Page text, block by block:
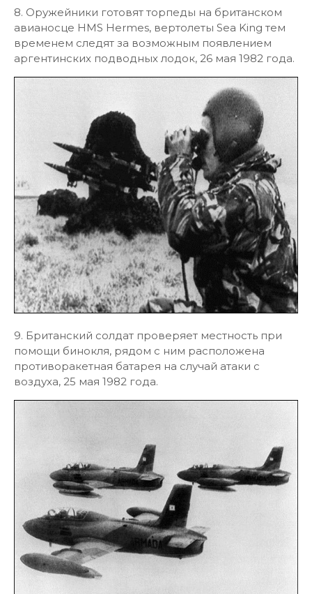
8. Оружейники готовят торпеды на британском
авианосце HMS Hermes, вертолеты Sea King тем
временем следят за возможным появлением
аргентинских подводных лодок, 26 мая 1982 года.
9. Британский солдат проверяет местность при
помощи бинокля, рядом с ним расположена
противоракетная батарея на случай атаки с
воздуха, 25 мая 1982 года.